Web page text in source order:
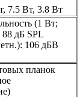
7.5 Вт, 3.8 Вт
(1 Вт;
дБ SPL
106 дБB
планок